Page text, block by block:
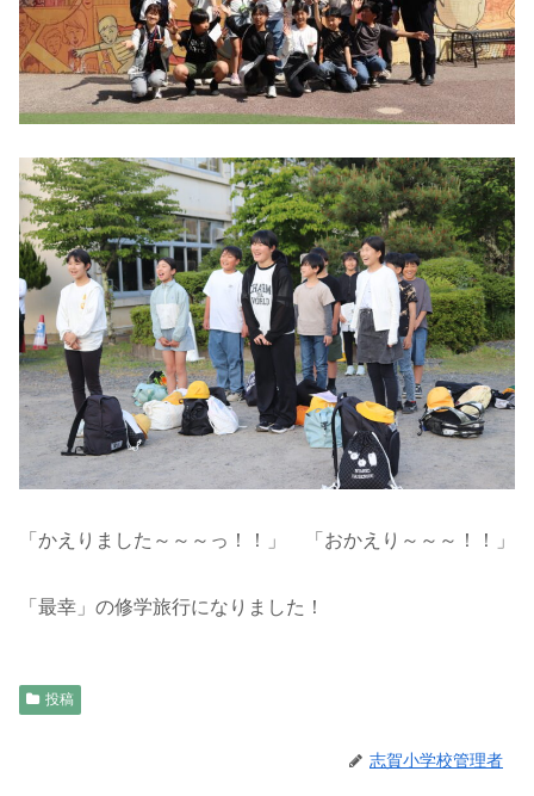
「かえりました～～～っ！！」 「おかえり～～～！！」
「最幸」の修学旅行になりました！
投稿
志賀小学校管理者